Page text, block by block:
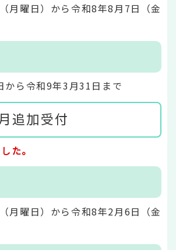
月曜日）から令和8年8月7日（金
から令和9年3月31日まで
追加受付
た。
月曜日）から令和8年2月6日（金